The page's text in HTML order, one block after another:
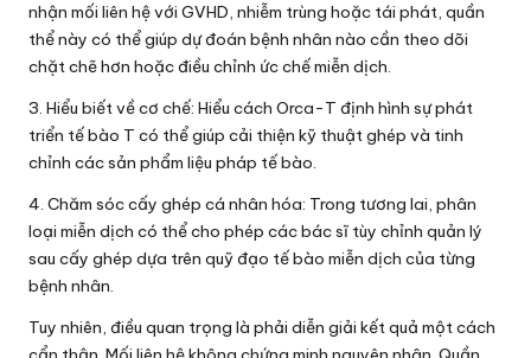
nhận mối liên hệ với GVHD, nhiễm trùng hoặc tái phát, quần
thể này có thể giúp dự đoán bệnh nhân nào cần theo dõi
chặt chẽ hơn hoặc điều chỉnh ức chế miễn dịch.
3. Hiểu biết về cơ chế: Hiểu cách Orca-T định hình sự phát
triển tế bào T có thể giúp cải thiện kỹ thuật ghép và tinh
chỉnh các sản phẩm liệu pháp tế bào.
4. Chăm sóc cấy ghép cá nhân hóa: Trong tương lai, phân
loại miễn dịch có thể cho phép các bác sĩ tùy chỉnh quản lý
sau cấy ghép dựa trên quỹ đạo tế bào miễn dịch của từng
bệnh nhân.
Tuy nhiên, điều quan trọng là phải diễn giải kết quả một cách